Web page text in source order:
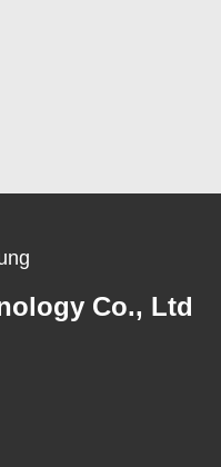
Co., Ltd